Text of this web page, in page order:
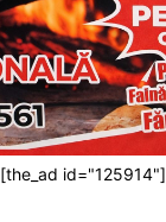
[the_ad id="125914"]